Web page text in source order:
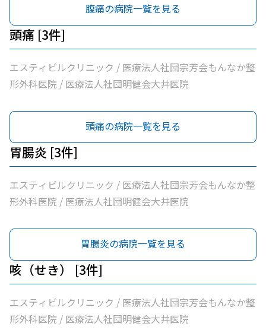
腹痛の病院一覧を見る
頭痛 [3件]
エスティビルクリニック / 医療法人社団宗芳会もんなか整
形外科医院 / 医療法人社団明健会大井医院
頭痛の病院一覧を見る
胃腸炎 [3件]
エスティビルクリニック / 医療法人社団宗芳会もんなか整
形外科医院 / 医療法人社団明健会大井医院
胃腸炎の病院一覧を見る
咳（せき） [3件]
エスティビルクリニック / 医療法人社団宗芳会もんなか整
形外科医院 / 医療法人社団明健会大井医院